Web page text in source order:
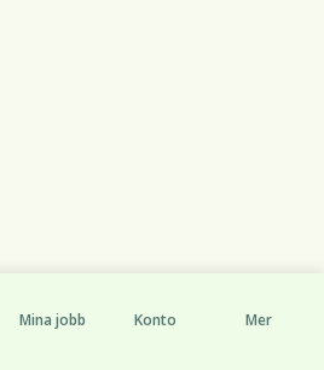
Mina jobb Konto Mer